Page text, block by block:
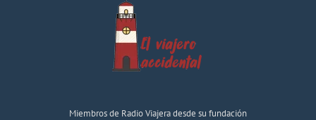
Miembros de Radio Viajera desde su fundación